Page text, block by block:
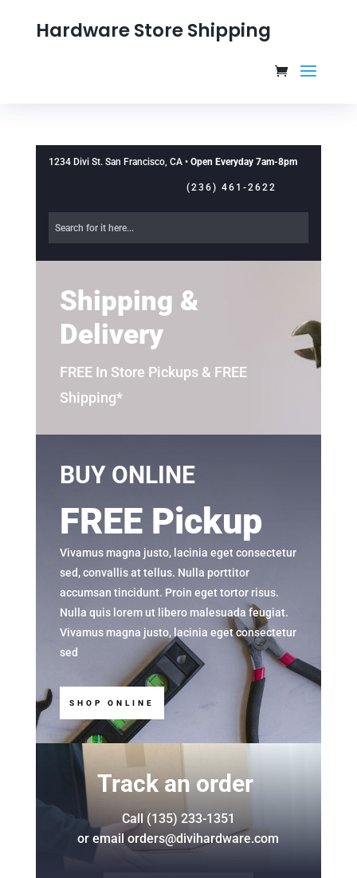
Hardware Store Shipping
1234 Divi St. San Francisco, CA • Open Everyday 7am-8pm
(236) 461-2622
Shipping &
Delivery
FREE In Store Pickups & FREE
Shipping*
BUY ONLINE
FREE Pickup
Vivamus magna justo, lacinia eget consectetur
sed, convallis at tellus. Nulla porttitor
accumsan tincidunt. Proin eget tortor risus.
Nulla quis lorem ut libero malesuada feugiat.
Vivamus magna justo, lacinia eget consectetur
sed
SHOP ONLINE
Track an order
Call (135) 233-1351
or emailorders@divihardware.com